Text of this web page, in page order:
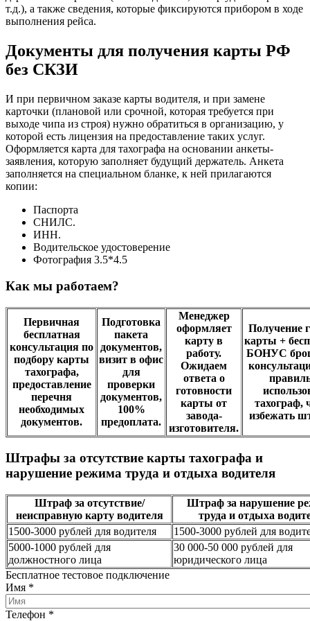
т.д.), а также сведения, которые фиксируются прибором в ходе
выполнения рейса.
Документы для получения карты РФ
без СКЗИ
И при первичном заказе карты водителя, и при замене
карточки (плановой или срочной, которая требуется при
выходе чипа из строя) нужно обратиться в организацию, у
которой есть лицензия на предоставление таких услуг.
Оформляется карта для тахографа на основании анкеты-
заявления, которую заполняет будущий держатель. Анкета
заполняется на специальном бланке, к ней прилагаются
копии:
Паспорта
СНИЛС.
ИНН.
Водительское удостоверение
Фотография 3.5*4.5
Как мы работаем?
Первичная
бесплатная
консультация по
подбору карты
тахографа,
предоставление
перечня
необходимых
документов.
Подготовка
пакета
документов,
визит в офис
для
проверки
документов,
100%
предоплата.
Менеджер
оформляет
карту в
работу.
Ожидаем
ответа о
готовности
карты от
завода-
изготовителя.
Получение
карты +
БОНУС
тахограф,
избежать
Штрафы за отсутствие карты тахографа и
нарушение режима труда и отдыха водителя
Штраф за отсутствие/
неисправную карту водителя
Штраф за нарушение
труда и отдыха
1500-3000 рублей для водителя
1500-3000 рублей для
5000-1000 рублей для
должностного лица
30 000-50 000 рублей для
юридического лица
Бесплатное тестовое подключение
Имя *
Телефон *